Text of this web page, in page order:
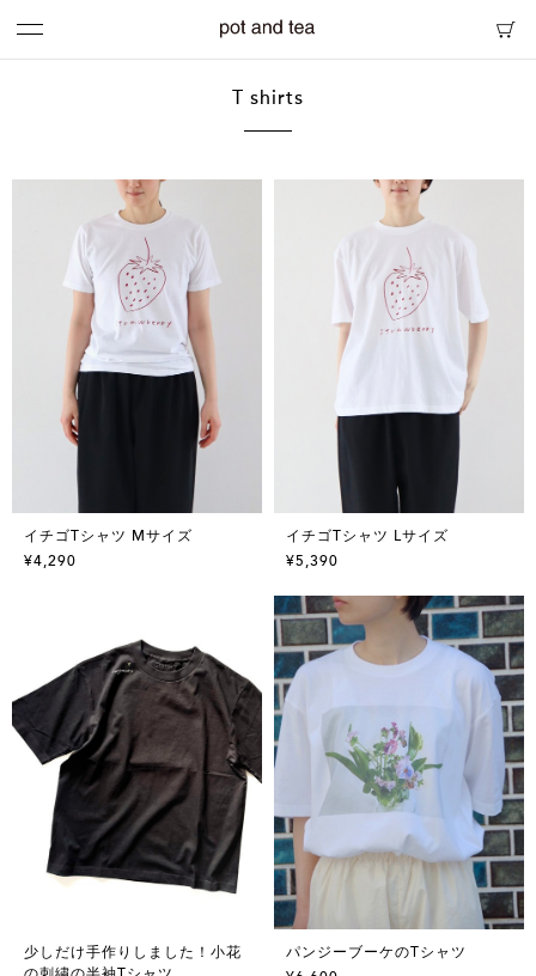
T shirts
イチゴTシャツ Mサイズ
¥4,290
イチゴTシャツ Lサイズ
¥5,390
少しだけ手作りしました！小花
パンジーブーケのTシャツ